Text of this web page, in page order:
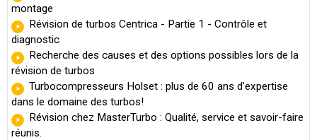
montage
Révision de turbos Centrica - Partie 1 - Contrôle et
diagnostic
Recherche des causes et des options possibles lors de la
révision de turbos
Turbocompresseurs Holset : plus de 60 ans d’expertise
dans le domaine des turbos!
Révision chez MasterTurbo : Qualité, service et savoir-faire
réunis.